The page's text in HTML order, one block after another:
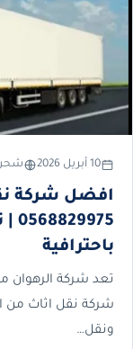
10 أبريل 2026 شحن
افضل شركة
باحترافية
تعد شركة الرهوان
شركة نقل اثاث من
ونقل…